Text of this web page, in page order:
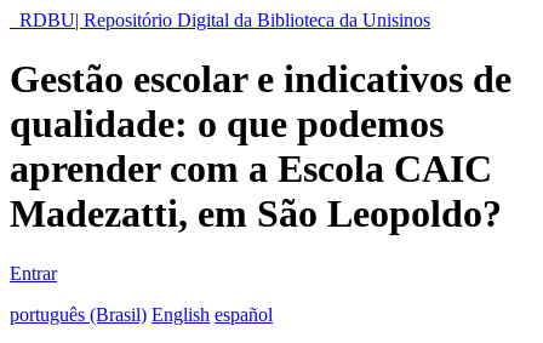
RDBU| Repositório Digital da Biblioteca da Unisinos
Gestão escolar e indicativos de
qualidade: o que podemos
aprender com a Escola CAIC
Madezatti, em São Leopoldo?
Entrar
português (Brasil) English español